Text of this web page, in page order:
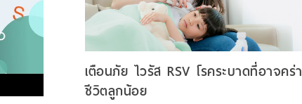
เตือนภัย ไวรัส RSV โรคระบาดที่อาจคร่า
ชีวิตลูกน้อย